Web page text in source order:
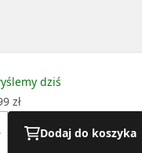
dziś
zł
Dodaj do koszyka